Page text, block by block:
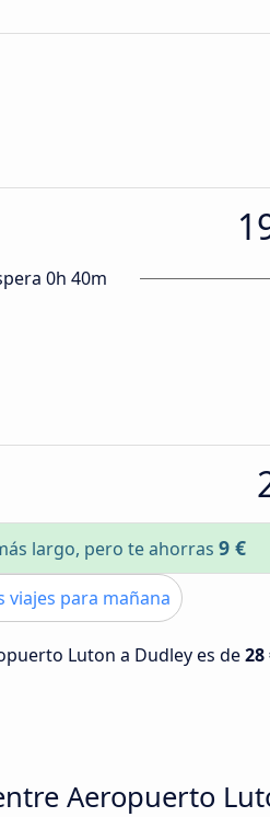
0h 40m
largo, pero te ahorras 9 €
para mañana
Luton a Dudley es de28
Aeropuerto